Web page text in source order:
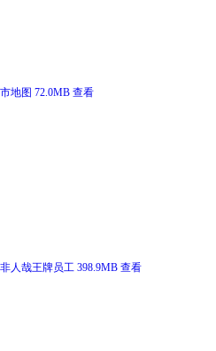
地图 72.0MB 查看
非人哉王牌员工 398.9MB 查看